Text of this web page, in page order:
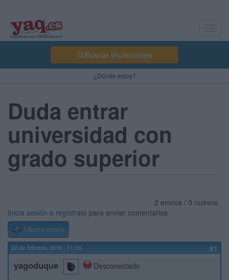
Buscar titulaciones
¿Dónde estoy?
Duda entrar
universidad con
grado superior
2 envíos / 0 nuevos
Inicia sesión o regístrate para enviar comentarios
Último envío
22 de febrero, 2016 - 11:23 #1
yagoduque
Desconectado